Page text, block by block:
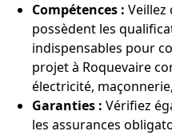
Compétences : Veillez
possèdent les
indispensables pour
projet à Roquevaire
électricité,
Garanties : Vérifiez
les assurances